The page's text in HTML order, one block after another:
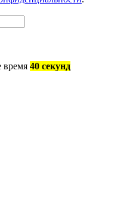
время 40 секунд